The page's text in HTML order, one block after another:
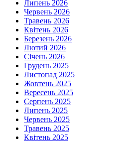
Липень 2026
Червень 2026
Травень 2026
Квітень 2026
Березень 2026
Лютий 2026
Січень 2026
Грудень 2025
Листопад 2025
Жовтень 2025
Вересень 2025
Серпень 2025
Липень 2025
Червень 2025
Травень 2025
Квітень 2025